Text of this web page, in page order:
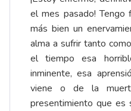
el mes pasado! Tengo
más bien un
alma a sufrir tanto
el tiempo esa
inminente, esa
viene o de la
presentimiento que es